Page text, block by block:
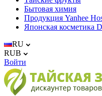
Бытовая химия
Продукция Yanhee
Японская косметика
RU
RUB
Войти